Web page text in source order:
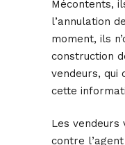
Mécontents,
l’annulation
moment, ils
construction
vendeurs, qui
cette
Les
contre